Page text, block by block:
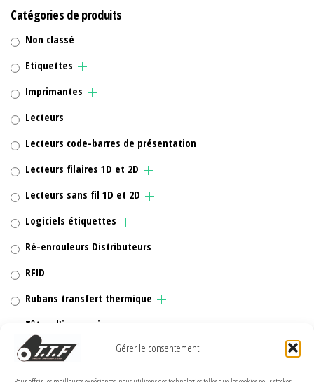
Gérer le consentement
Catégories de produits
Non classé
Etiquettes
Imprimantes
Lecteurs
Lecteurs code-barres de présentation
Lecteurs filaires 1D et 2D
Lecteurs sans fil 1D et 2D
Logiciels étiquettes
Ré-enrouleurs Distributeurs
RFID
Rubans transfert thermique
Têtes d'impression